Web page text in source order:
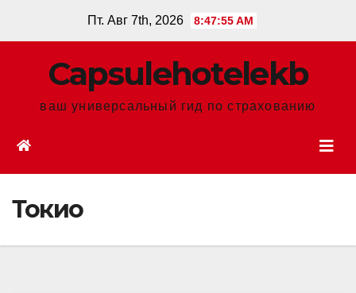
Пт. Авг 7th, 2026 8:47:56 AM
Сapsulehotelekb
ваш универсальный гид по страхованию
Токио